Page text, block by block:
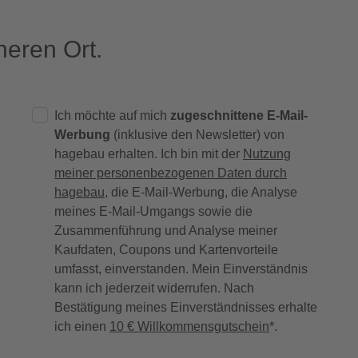
Ort.
Ich möchte auf mich zugeschnittene E-Mail-
Werbung (inklusive den Newsletter) von
hagebau erhalten. Ich bin mit der Nutzung
meiner personenbezogenen Daten durch
hagebau, die E-Mail-Werbung, die Analyse
meines E-Mail-Umgangs sowie die
Zusammenführung und Analyse meiner
Kaufdaten, Coupons und Kartenvorteile
umfasst, einverstanden. Mein Einverständnis
kann ich jederzeit widerrufen. Nach
Bestätigung meines Einverständnisses erhalte
ich einen 10 € Willkommensgutschein*.